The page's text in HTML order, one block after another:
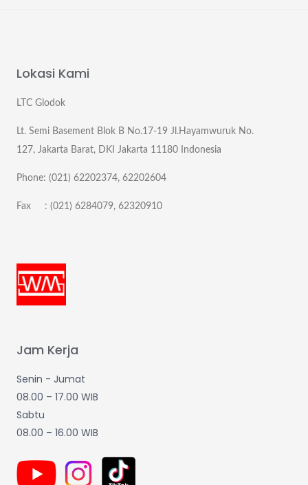
Lokasi Kami
LTC Glodok
Lt. Semi Basement Blok B No.17-19 Jl.Hayamwuruk No.
127, Jakarta Barat, DKI Jakarta 11180 Indonesia
Phone: (021) 62202374, 62202604
Fax : (021) 6284079, 62320910
Jam Kerja
Senin - Jumat
08.00 – 17.00 WIB
Sabtu
08.00 – 16.00 WIB